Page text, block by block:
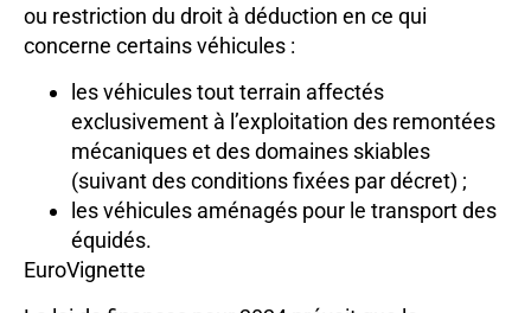
ou restriction du droit à déduction en ce qui
concerne certains véhicules :
les véhicules tout terrain affectés
exclusivement à l’exploitation des remontées
mécaniques et des domaines skiables
(suivant des conditions fixées par décret) ;
les véhicules aménagés pour le transport des
équidés.
EuroVignette